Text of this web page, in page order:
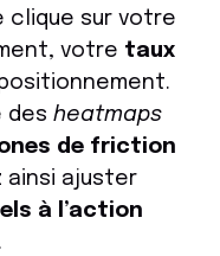
clique sur votre
votre taux
des heatmaps
de friction
ainsi ajuster
à l’action